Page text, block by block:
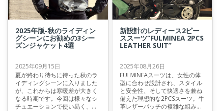
を持つ、最新のシューズをご紹
介いたします。
2025年版-秋のライディン
グシーンにお勧めの3シー
ズンジャケット4選
2025年09月15日
夏が終わり待ちに待った秋のラ
イディングシーンに入りました
が、これからは寒暖差が大きく
なる時期です。今回は様々なシ
チュエーションで使い易く、ダ
新設計のレディース2ピー
ススーツ“FULMINEA 2PCS
LEATHER SUIT”
2025年08月26日
FULMINEAスーツは、女性の体
型に合わせ設計され、スタイル
と安全性、そして快適さを兼ね
備えた理想的な2PCSスーツ。牛
革レザーパッチの複雑な組み合